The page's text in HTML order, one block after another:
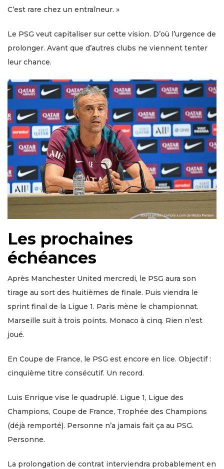
C’est rare chez un entraîneur. »
Le PSG veut capitaliser sur cette vision. D’où l’urgence de
prolonger. Avant que d’autres clubs ne viennent tenter
leur chance.
Les prochaines
échéances
Après Manchester United mercredi, le PSG aura son
tirage au sort des huitièmes de finale. Puis viendra le
sprint final de la Ligue 1. Paris mène le championnat.
Marseille suit à trois points. Monaco à cinq. Rien n’est
joué.
En Coupe de France, le PSG est encore en lice. Objectif :
cinquième titre consécutif. Un record.
Luis Enrique vise le quadruplé. Ligue 1, Ligue des
Champions, Coupe de France, Trophée des Champions
(déjà remporté). Personne n’a jamais fait ça au PSG.
Personne.
La prolongation de contrat interviendra probablement en